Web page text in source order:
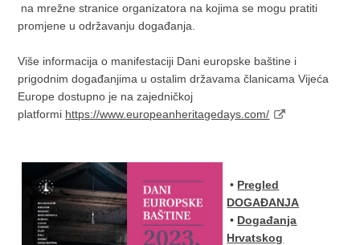
na mrežne stranice organizatora na kojima se mogu pratiti
promjene u održavanju događanja.
Više informacija o manifestaciji Dani europske baštine i
prigodnim događanjima u ostalim državama članicama Vijeća
Europe dostupno je na zajedničkoj
platformi https://www.europeanheritagedays.com/
• Pregled
DOGAĐANJA
• Događanja
Hrvatskog